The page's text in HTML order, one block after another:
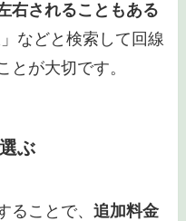
右されることもある
などと検索して回線
とが大切です。
ぶ
ることで、追加料金